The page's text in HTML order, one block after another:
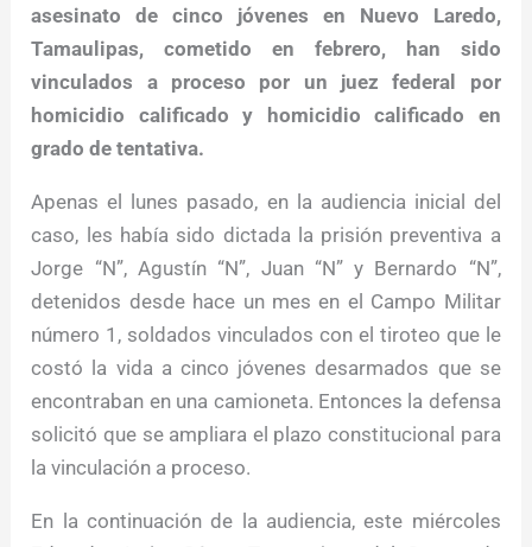
asesinato de cinco jóvenes en Nuevo Laredo,
Tamaulipas, cometido en febrero, han sido
vinculados a proceso por un juez federal por
homicidio calificado y homicidio calificado en
grado de tentativa.
Apenas el lunes pasado, en la audiencia inicial del
caso, les había sido dictada la prisión preventiva a
Jorge “N”, Agustín “N”, Juan “N” y Bernardo “N”,
detenidos desde hace un mes en el Campo Militar
número 1, soldados vinculados con el tiroteo que le
costó la vida a cinco jóvenes desarmados que se
encontraban en una camioneta. Entonces la defensa
solicitó que se ampliara el plazo constitucional para
la vinculación a proceso.
En la continuación de la audiencia, este miércoles